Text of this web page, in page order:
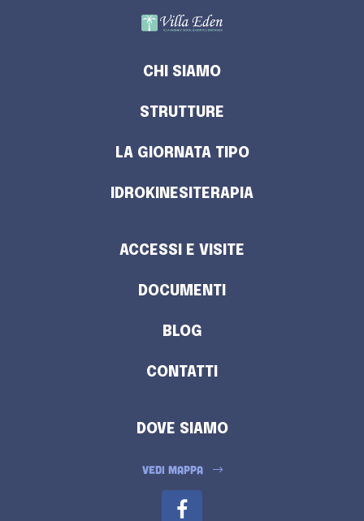
CHI SIAMO
STRUTTURE
LA GIORNATA TIPO
IDROKINESITERAPIA
ACCESSI E VISITE
DOCUMENTI
BLOG
CONTATTI
DOVE SIAMO
VEDI MAPPA